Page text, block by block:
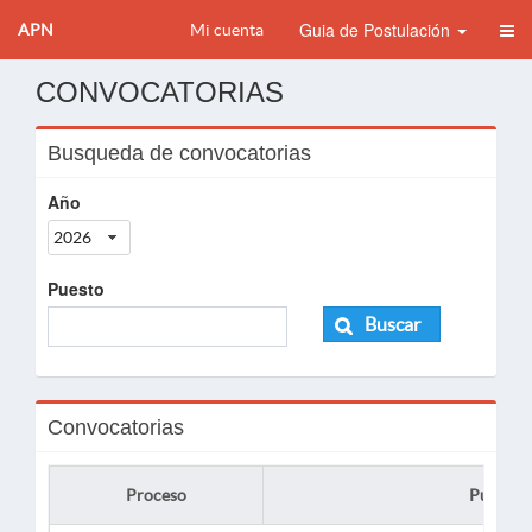
APN Mi cuenta Guia de Postulación
CONVOCATORIAS
Busqueda de convocatorias
Año
2026
Puesto
Buscar
Convocatorias
Proceso Puesto